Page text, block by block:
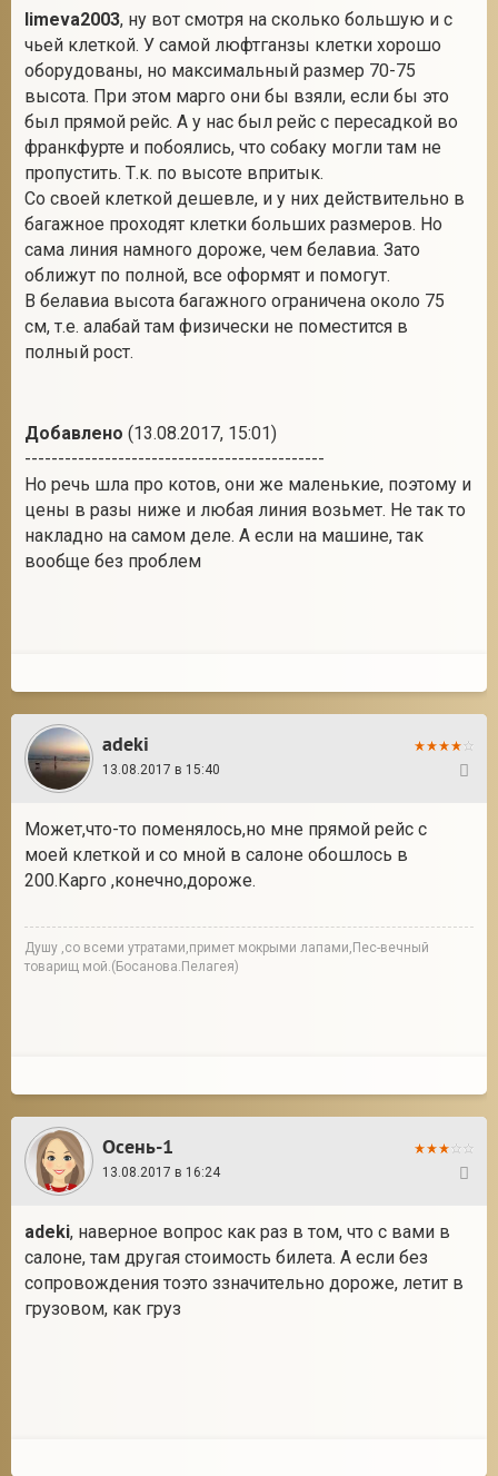
limeva2003, ну вот смотря на сколько большую и с
чьей клеткой. У самой люфтганзы клетки хорошо
оборудованы, но максимальный размер 70-75
высота. При этом марго они бы взяли, если бы это
был прямой рейс. А у нас был рейс с пересадкой во
франкфурте и побоялись, что собаку могли там не
пропустить. Т.к. по высоте впритык.
Со своей клеткой дешевле, и у них действительно в
багажное проходят клетки больших размеров. Но
сама линия намного дороже, чем белавиа. Зато
оближут по полной, все оформят и помогут.
В белавиа высота багажного ограничена около 75
см, т.е. алабай там физически не поместится в
полный рост.
Добавлено (13.08.2017, 15:01)
---------------------------------------------
Но речь шла про котов, они же маленькие, поэтому и
цены в разы ниже и любая линия возьмет. Не так то
накладно на самом деле. А если на машине, так
вообще без проблем
adeki
13.08.2017 в 15:40
Может,что-то поменялось,но мне прямой рейс с
моей клеткой и со мной в салоне обошлось в
200.Карго ,конечно,дороже.
Душу ,со всеми утратами,примет мокрыми лапами,Пес-вечный
товарищ мой.(Босанова.Пелагея)
Осень-1
13.08.2017 в 16:24
adeki, наверное вопрос как раз в том, что с вами в
салоне, там другая стоимость билета. А если без
сопровождения тоэто ззначительно дороже, летит в
грузовом, как груз